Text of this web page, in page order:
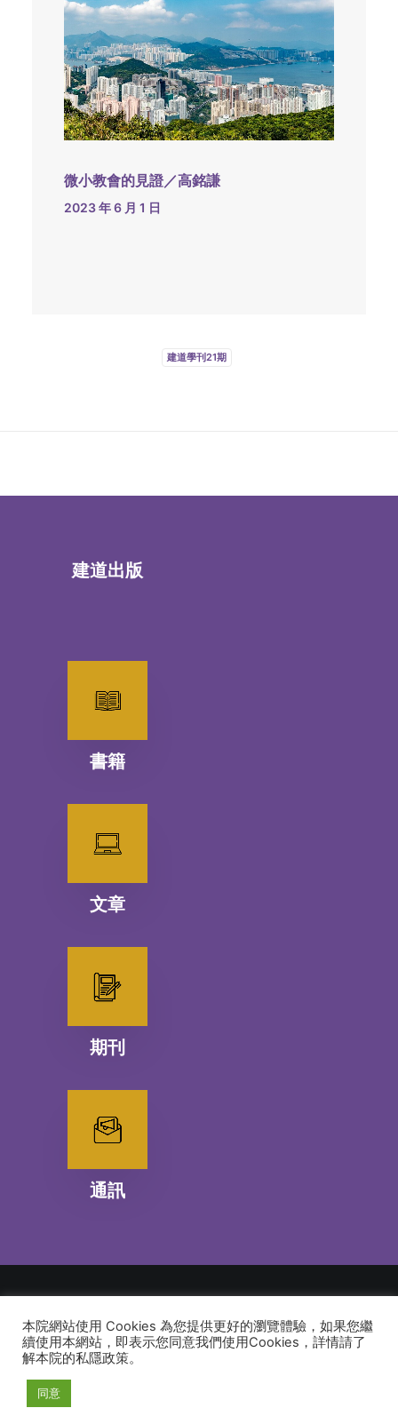
微小教會的見證／高銘謙
2023 年 6 月 1 日
建道學刊21期
建道出版
書籍
文章
期刊
通訊
© 2026 建道神學院Alliance Bible Seminary. All rights reserved
本院網站使用 Cookies 為您提供更好的瀏覽體驗，如果您繼
續使用本網站，即表示您同意我們使用Cookies，詳情請了
解本院的私隱政策。
同意